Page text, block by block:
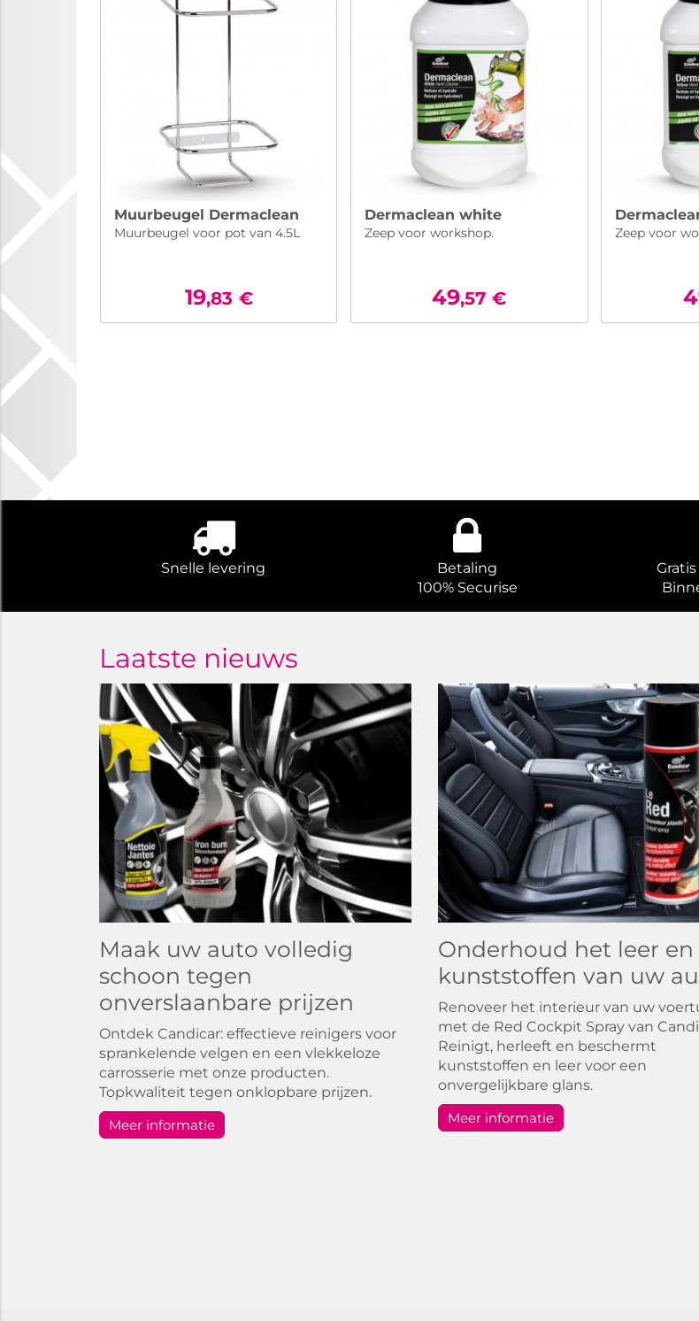
Muurbeugel Dermaclean
Muurbeugel voor pot van 4.5L
19,83 €
Dermaclean white
Zeep voor workshop.
49,57 €
Zeep voor
Snelle levering
Betaling
100% Securise
Laatste nieuws
Maak uw auto volledig
schoon tegen
onverslaanbare prijzen
Ontdek Candicar: effectieve reinigers voor
sprankelende velgen en een vlekkeloze
carrosserie met onze producten.
Topkwaliteit tegen onklopbare prijzen.
Meer informatie
Onderhoud het leer en
kunststoffen van uw
Renoveer het interieur van uw
met de Red Cockpit Spray van
Reinigt, herleeft en beschermt
kunststoffen en leer voor een
onvergelijkbare glans.
Meer informatie